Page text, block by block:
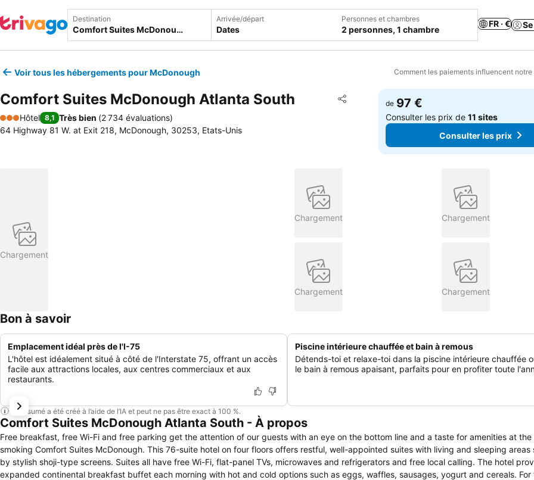
Destination Arrivée/départ
Dates
Personnes et chambres
2 personnes, 1 chambre
FR · €
Voir tous les hébergements pour McDonough Comment les paiements influencent
Comfort Suites McDonough Atlanta South Partager
Ajouter à mes favoris
3 Étoiles
Hôtel 8,1 Très bien (2 734 évaluations)
64 Highway 81 W. at Exit 218, McDonough, 30253, Etats-Unis
de 97 €
Consulter les prix de11 sites
Consulter les prix
Chargement
Chargement Chargement
Chargement Chargement
Bon à savoir
Emplacement idéal près de l'I-75
L'hôtel est idéalement situé à côté de l'Interstate 75, offrant un accès
facile aux attractions locales, aux centres commerciaux et aux
restaurants.
Piscine intérieure chauffée et bain à remous
Détends-toi et relaxe-toi dans la piscine intérieure chauffée
le bain à remous apaisant, parfaits pour en profiter toute
Ce résumé a été créé à l’aide de l’IA et peut ne pas être exact à 100 %.
Comfort Suites McDonough Atlanta South - À propos
Free breakfast, free Wi-Fi and free parking get the attention of our guests with an eye on the bottom line and a taste for amenities at the
smoking Comfort Suites McDonough. This 76-suite hotel on four floors offers restful, well-appointed suites with living and sleeping areas
by stylish shoji-type screens. Suites all have free Wi-Fi, flat-panel TVs, microwaves and refrigerators and free local calling. The hotel
expanded continental breakfast buffet each morning with hot and cold options such as eggs, waffles, sausages, yogurt and cereals. For